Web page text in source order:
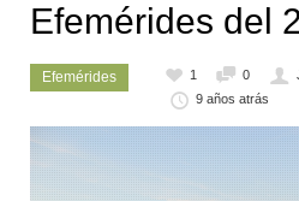
Efemérides del
Efemérides 1 0
9 años atrás